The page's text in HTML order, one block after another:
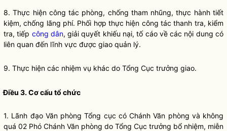
8. Thực hiện công tác phòng, chống tham nhũng, thực hành tiết
kiệm, chống lãng phí. Phối hợp thực hiện công tác thanh tra, kiểm
tra, tiếp công dân, giải quyết khiếu nại, tố cáo về các nội dung có
liên quan đến lĩnh vực được giao quản lý.
9. Thực hiện các nhiệm vụ khác do Tổng Cục trưởng giao.
Điều 3. Cơ cấu tổ chức
1. Lãnh đạo Văn phòng Tổng cục có Chánh Văn phòng và không
quá 02 Phó Chánh Văn phòng do Tổng Cục trưởng bổ nhiệm, miễn